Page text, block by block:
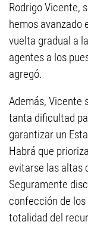
Rodrigo Vicente,
hemos avanzado
vuelta gradual a
agentes a los
agregó.
Además, Vicente
tanta dificultad
garantizar un
Habrá que
evitarse las altas
Seguramente
confección de
totalidad del